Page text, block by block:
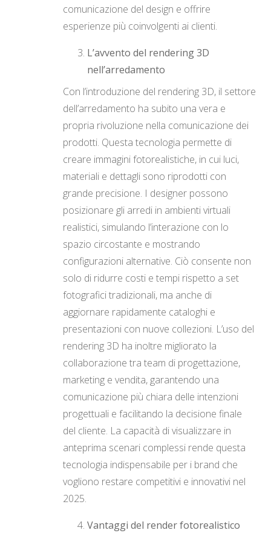
comunicazione del design e offrire
esperienze più coinvolgenti ai clienti.
L’avvento del rendering 3D
nell’arredamento
Con l’introduzione del rendering 3D, il settore
dell’arredamento ha subito una vera e
propria rivoluzione nella comunicazione dei
prodotti. Questa tecnologia permette di
creare immagini fotorealistiche, in cui luci,
materiali e dettagli sono riprodotti con
grande precisione. I designer possono
posizionare gli arredi in ambienti virtuali
realistici, simulando l’interazione con lo
spazio circostante e mostrando
configurazioni alternative. Ciò consente non
solo di ridurre costi e tempi rispetto a set
fotografici tradizionali, ma anche di
aggiornare rapidamente cataloghi e
presentazioni con nuove collezioni. L’uso del
rendering 3D ha inoltre migliorato la
collaborazione tra team di progettazione,
marketing e vendita, garantendo una
comunicazione più chiara delle intenzioni
progettuali e facilitando la decisione finale
del cliente. La capacità di visualizzare in
anteprima scenari complessi rende questa
tecnologia indispensabile per i brand che
vogliono restare competitivi e innovativi nel
2025.
Vantaggi del render fotorealistico